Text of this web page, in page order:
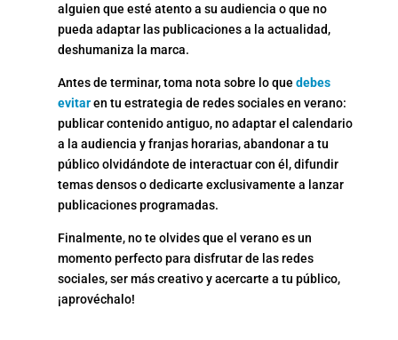
alguien que esté atento a su audiencia o que no
pueda adaptar las publicaciones a la actualidad,
deshumaniza la marca.
Antes de terminar, toma nota sobre lo que debes
evitaren tu estrategia de redes sociales en verano:
publicar contenido antiguo, no adaptar el calendario
a la audiencia y franjas horarias, abandonar a tu
público olvidándote de interactuar con él, difundir
temas densos o dedicarte exclusivamente a lanzar
publicaciones programadas.
Finalmente, no te olvides que el verano es un
momento perfecto para disfrutar de las redes
sociales, ser más creativo y acercarte a tu público,
¡aprovéchalo!